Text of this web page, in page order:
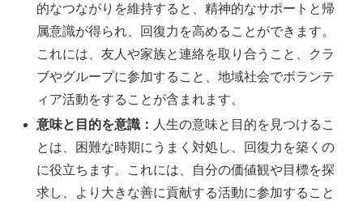
的なつながりを維持すると、精神的なサポートと帰
属意識が得られ、回復力を高めることができます。
これには、友人や家族と連絡を取り合うこと、クラ
ブやグループに参加すること、地域社会でボランテ
ィア活動をすることが含まれます。
意味と目的を意識： 人生の意味と目的を見つけるこ
とは、困難な時期にうまく対処し、回復力を築くの
に役立ちます。これには、自分の価値観や目標を探
求し、より大きな善に貢献する活動に参加すること